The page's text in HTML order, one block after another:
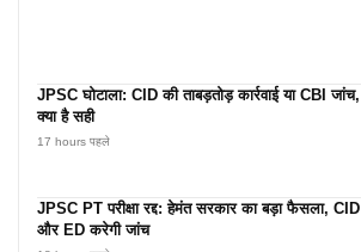
JPSC घोटाला: CID की ताबड़तोड़ कार्रवाई या CBI जांच,
क्या है सही
17 hours पहले
JPSC PT परीक्षा रद्द: हेमंत सरकार का बड़ा फैसला, CID
और ED करेगी जांच